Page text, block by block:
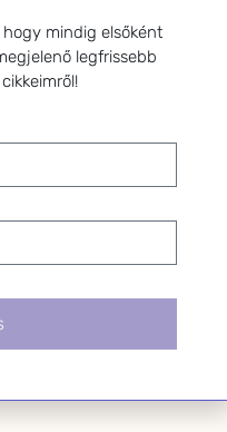
és helyreállítása.
hogy mindig elsőként
legfrissebb